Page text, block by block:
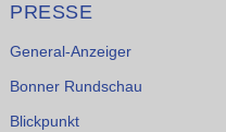
PRESSE
General-Anzeiger
Bonner Rundschau
Blickpunkt